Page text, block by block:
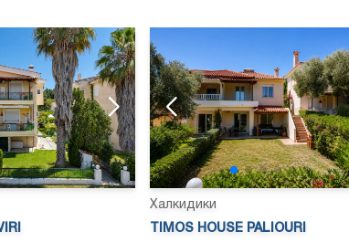
Халкидики
TIMOS HOUSE PALIOURI